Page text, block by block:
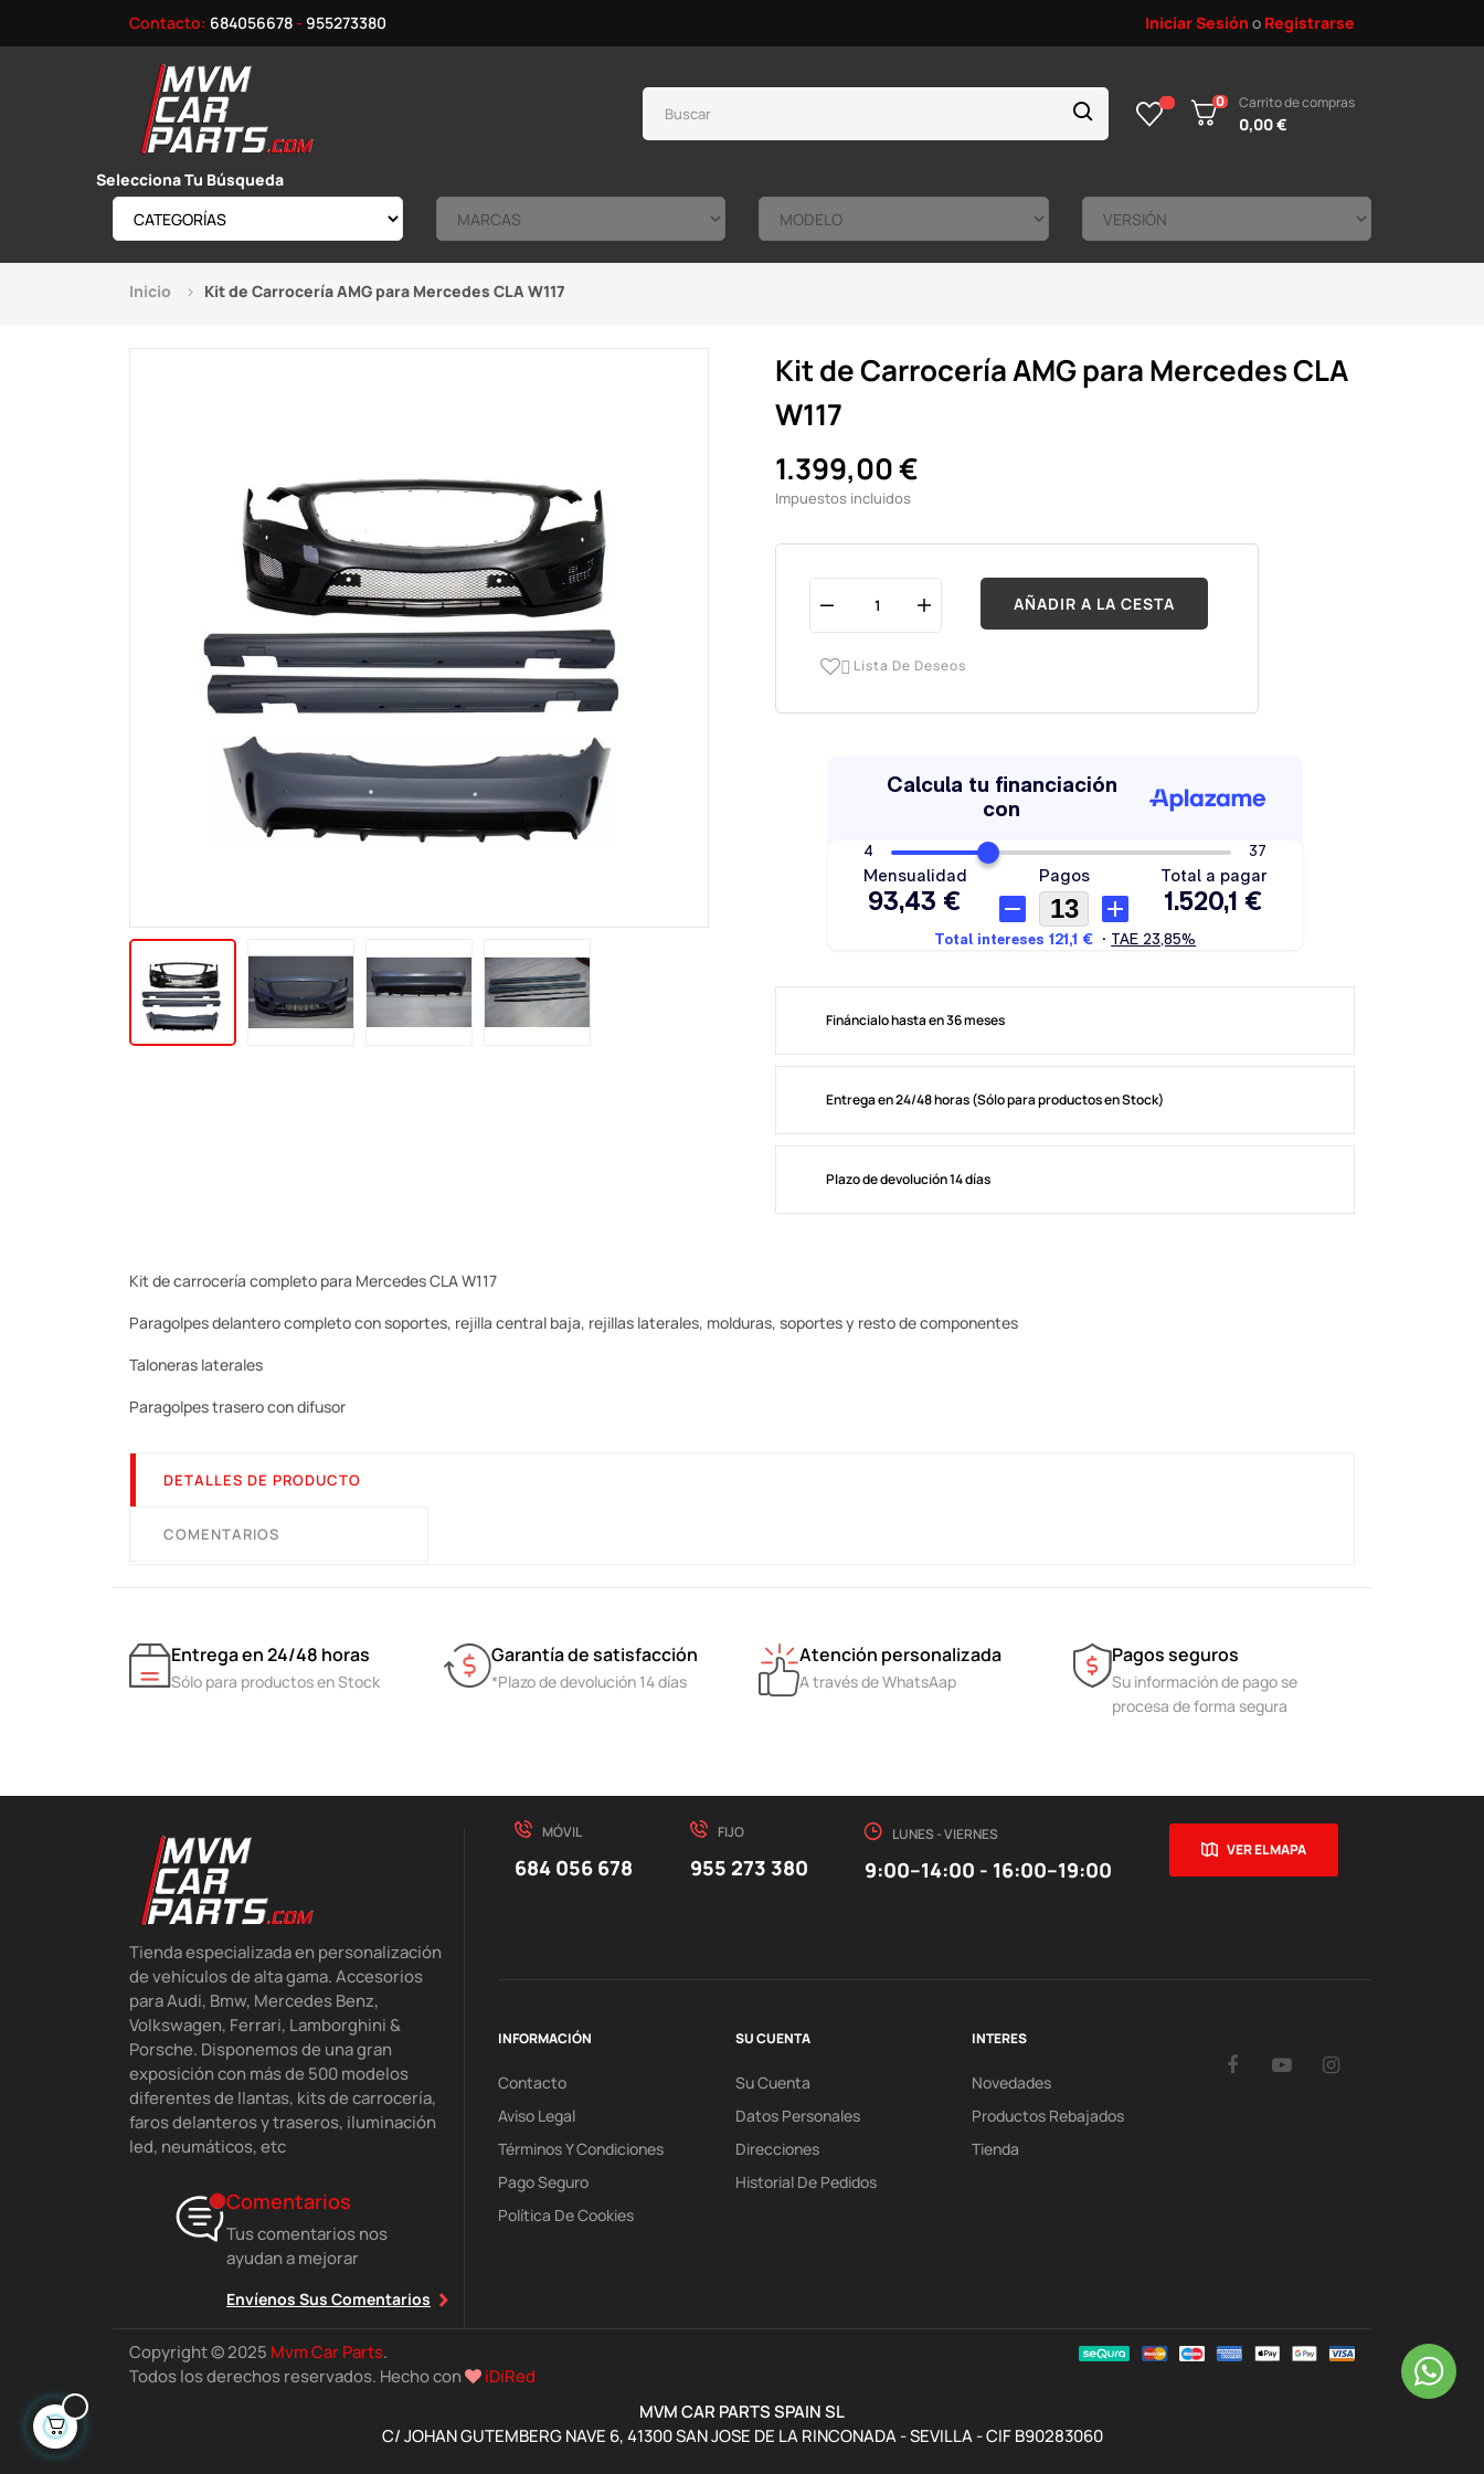
Contacto: 684056678- 955273380 Iniciar Sesión o Registrarse
0 Carrito de compras
0,00 €
Selecciona Tu Búsqueda
Inicio Kit de Carrocería AMG para Mercedes CLA W117
Kit de Carrocería AMG para Mercedes CLA
W117
1.399,00 €
Impuestos incluidos
AÑADIR A LA CESTA
 Lista De Deseos
Fináncialo hasta en 36 meses
Entrega en 24/48 horas (Sólo para productos en Stock)
Plazo de devolución 14 días
Kit de carrocería completo para Mercedes CLA W117
Paragolpes delantero completo con soportes, rejilla central baja, rejillas laterales, molduras, soportes y resto de componentes
Taloneras laterales
Paragolpes trasero con difusor
DETALLES DE PRODUCTO
COMENTARIOS
Entrega en 24/48 horas
Sólo para productos en Stock
Garantía de satisfacción
*Plazo de devolución 14 días
Atención personalizada
A través de WhatsAap
Pagos seguros
Su información de pago se
procesa de forma segura
Tienda especializada en personalización
de vehículos de alta gama. Accesorios
para Audi, Bmw, Mercedes Benz,
Volkswagen, Ferrari, Lamborghini &
Porsche. Disponemos de una gran
exposición con más de 500 modelos
diferentes de llantas, kits de carrocería,
faros delanteros y traseros, iluminación
led, neumáticos, etc
Comentarios
Tus comentarios nos
ayudan a mejorar
Envíenos Sus Comentarios
MÓVIL
684 056 678
FIJO
955 273 380
LUNES - VIERNES
9:00–14:00 - 16:00–19:00
VER EL MAPA
INFORMACIÓN
Contacto
Aviso Legal
Términos Y Condiciones
Pago Seguro
Política De Cookies
SU CUENTA
Su Cuenta
Datos Personales
Direcciones
Historial De Pedidos
INTERES
Novedades
Productos Rebajados
Tienda
FacebookYouTube
Copyright © 2025 Mvm Car Parts.
Todos los derechos reservados. Hecho con
iDiRed
MVM CAR PARTS SPAIN SL
C/ JOHAN GUTEMBERG NAVE 6, 41300 SAN JOSE DE LA RINCONADA - SEVILLA - CIF B90283060